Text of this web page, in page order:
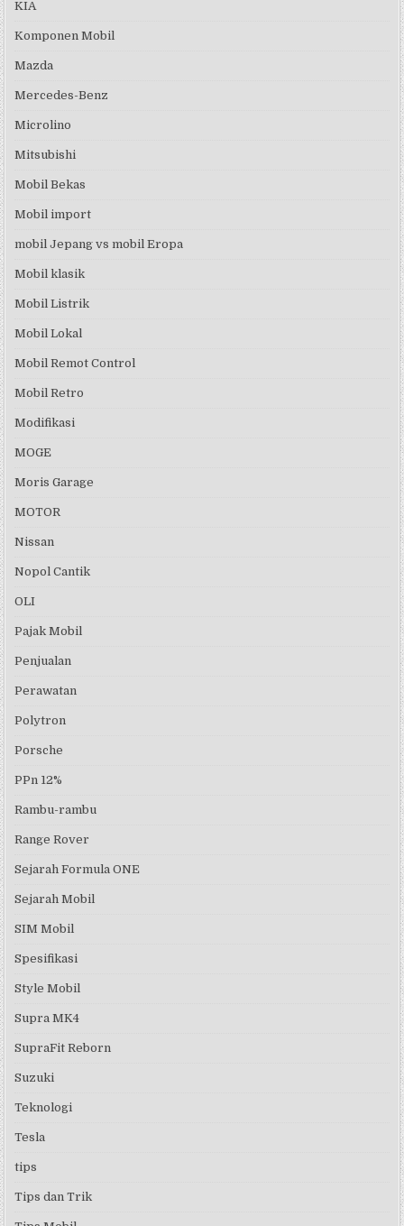
KIA
Komponen Mobil
Mazda
Mercedes-Benz
Microlino
Mitsubishi
Mobil Bekas
Mobil import
mobil Jepang vs mobil Eropa
Mobil klasik
Mobil Listrik
Mobil Lokal
Mobil Remot Control
Mobil Retro
Modifikasi
MOGE
Moris Garage
MOTOR
Nissan
Nopol Cantik
OLI
Pajak Mobil
Penjualan
Perawatan
Polytron
Porsche
PPn 12%
Rambu-rambu
Range Rover
Sejarah Formula ONE
Sejarah Mobil
SIM Mobil
Spesifikasi
Style Mobil
Supra MK4
SupraFit Reborn
Suzuki
Teknologi
Tesla
tips
Tips dan Trik